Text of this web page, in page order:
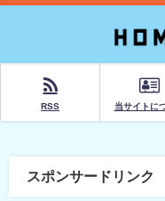
RSS 当サイトに
スポンサードリンク